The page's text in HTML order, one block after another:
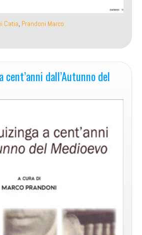
Catia, Prandoni Marco
cent’anni dall’Autunno del